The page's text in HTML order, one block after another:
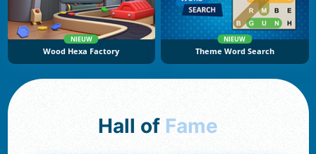
NIEUW
Wood Hexa Factory
NIEUW
Theme Word Search
Hall of Fame